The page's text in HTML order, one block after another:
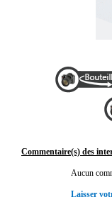
Commentaire(s) des
Aucun
Laisser